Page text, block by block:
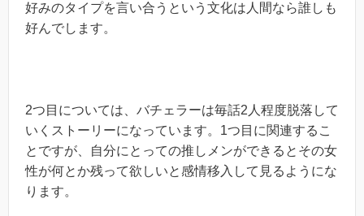
好みのタイプを言い合うという文化は人間なら誰しも
好んでします。
2つ目については、バチェラーは毎話2人程度脱落して
いくストーリーになっています。1つ目に関連するこ
とですが、自分にとっての推しメンができるとその女
性が何とか残って欲しいと感情移入して見るようにな
ります。